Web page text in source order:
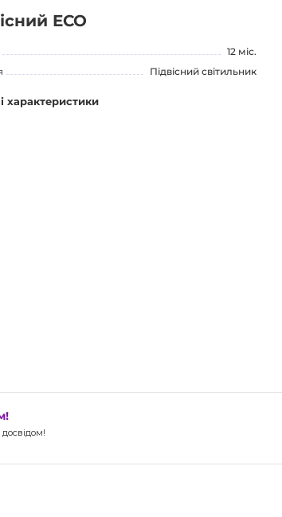
ECO
12 міс.
Підвісний світильник
характеристики